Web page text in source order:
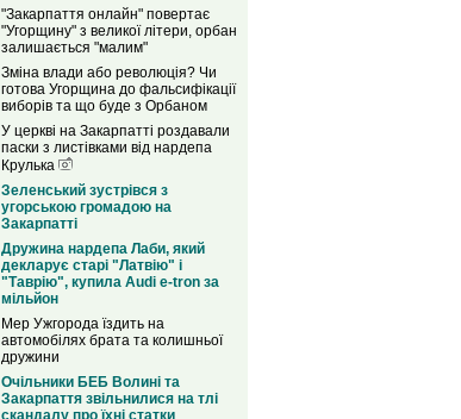
"Закарпаття онлайн" повертає
"Угорщину" з великої літери, орбан
залишається "малим"
Зміна влади або революція? Чи
готова Угорщина до фальсифікації
виборів та що буде з Орбаном
У церкві на Закарпатті роздавали
паски з листівками від нардепа
Крулька
Зеленський зустрівся з
угорською громадою на
Закарпатті
Дружина нардепа Лаби, який
декларує старі "Латвію" і
"Таврію", купила Audi e-tron за
мільйон
Мер Ужгорода їздить на
автомобілях брата та колишньої
дружини
Очільники БЕБ Волині та
Закарпаття звільнилися на тлі